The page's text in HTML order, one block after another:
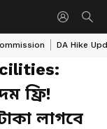
DA Hike
ফ্রি!
লাগবে